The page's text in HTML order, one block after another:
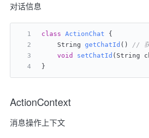
对话信息
class ActionChat {
    String
getChatId ()
// 获
void
setChatId (String
}
ActionContext
消息操作上下文